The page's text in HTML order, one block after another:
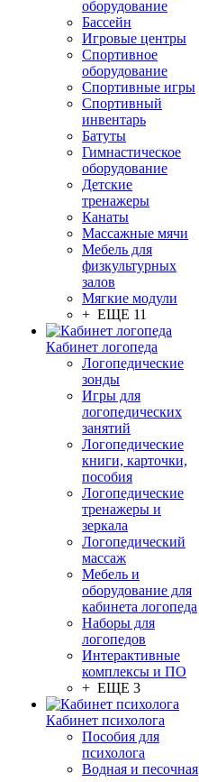
оборудование
Бассейн
Игровые центры
Спортивное
оборудование
Спортивные игры
Спортивный
инвентарь
Батуты
Гимнастическое
оборудование
Детские
тренажеры
Канаты
Массажные мячи
Мебель для
физкультурных
залов
Мягкие модули
+ ЕЩЕ 11
Кабинет логопеда
Логопедические
зонды
Игры для
логопедических
занятий
Логопедические
книги, карточки,
пособия
Логопедические
тренажеры и
зеркала
Логопедический
массаж
Мебель и
оборудование для
кабинета логопеда
Наборы для
логопедов
Интерактивные
комплексы и ПО
+ ЕЩЕ 3
Кабинет психолога
Пособия для
психолога
Водная и песочная